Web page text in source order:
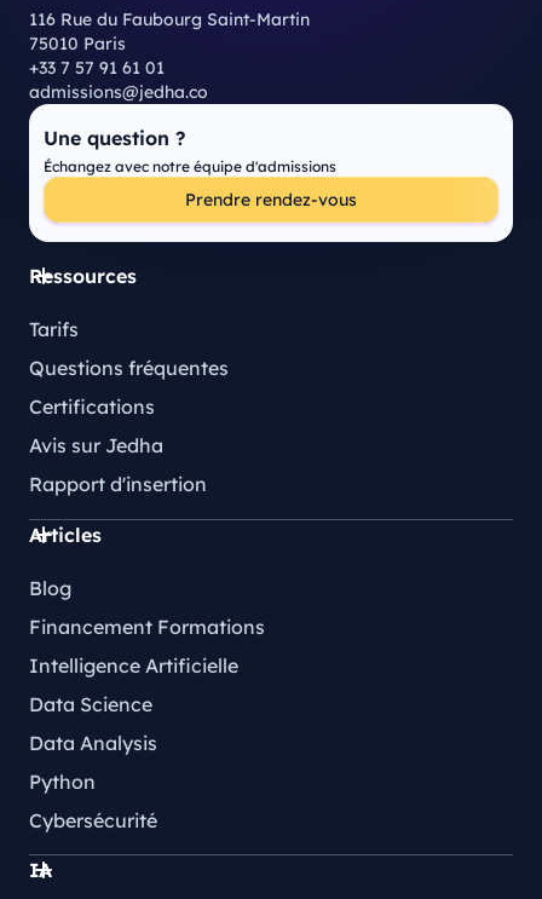
116 Rue du Faubourg Saint-Martin
75010 Paris
+33 7 57 91 61 01
admissions@jedha.co
Une question ?
Échangez avec notre équipe d'admissions
Prendre rendez-vous
Ressources
Tarifs
Questions fréquentes
Certifications
Avis sur Jedha
Rapport d'insertion
Articles
Blog
Financement Formations
Intelligence Artificielle
Data Science
Data Analysis
Python
Cybersécurité
IA